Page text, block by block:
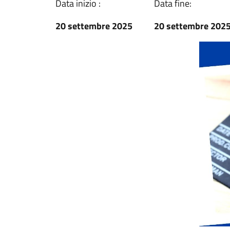
Data inizio :
20 settembre 2025
Data fine:
20 settembre